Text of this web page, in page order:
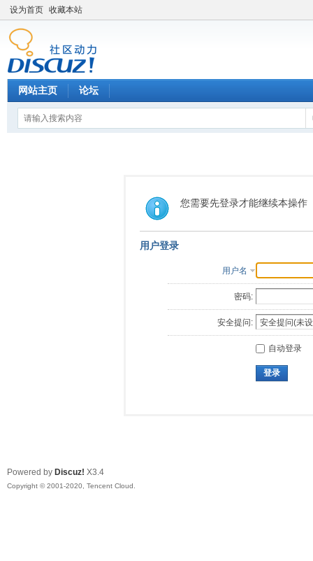
设为首页 收藏本站
网站主页 论坛
您需要先登录才能继续本操作
用户登录
用户名
密码:
安全提问:
自动登录
登录
Powered by Discuz! X3.4
Copyright © 2001-2020, Tencent Cloud.